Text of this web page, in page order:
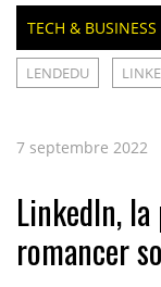
TECH & BUSINESS
LENDEDU
7 septembre 2022
LinkedIn,
romancer